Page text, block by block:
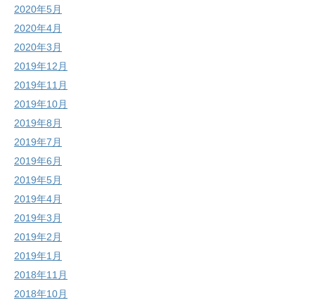
2020年5月
2020年4月
2020年3月
2019年12月
2019年11月
2019年10月
2019年8月
2019年7月
2019年6月
2019年5月
2019年4月
2019年3月
2019年2月
2019年1月
2018年11月
2018年10月